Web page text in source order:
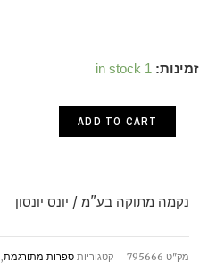
זמינות: 1 in stock נקמה
quantity
ADD TO CART
נקמה מתוקה בע"מ / יונס יונסון
מק"ט 795666 קטגוריות ספרות מתורגמת,